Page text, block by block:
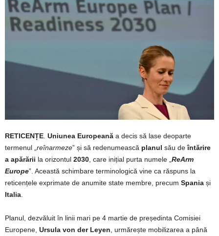
RETICENȚE. Uniunea Europeană a decis să lase deoparte
termenul „reînarmeze” și să redenumească planul său deîntărire
a apărării la orizontul 2030, care inițial purta numele „ReArm
Europe”. Această schimbare terminologică vine ca răspuns la
reticențele exprimate de anumite state membre, precum Spania și
Italia.
Planul, dezvăluit în linii mari pe 4 martie de președinta Comisiei
Europene, Ursula von der Leyen, urmărește mobilizarea a până